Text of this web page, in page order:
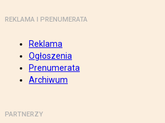
REKLAMA I PRENUMERATA
Reklama
Ogłoszenia
Prenumerata
Archiwum
PARTNERZY